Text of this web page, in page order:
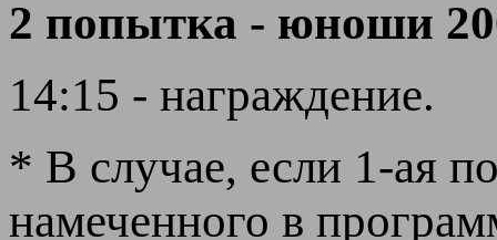
2 попытка - юноши
14:15 - награждение.
* В случае, если 1-ая
намеченного в